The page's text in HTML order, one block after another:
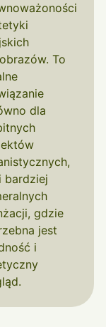
To
dla
bardziej
gdzie
jest
i